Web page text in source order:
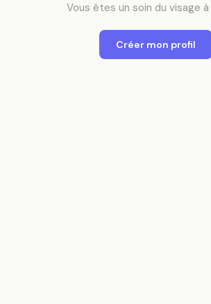
Vous êtes un soin du visage à
Créer mon profil